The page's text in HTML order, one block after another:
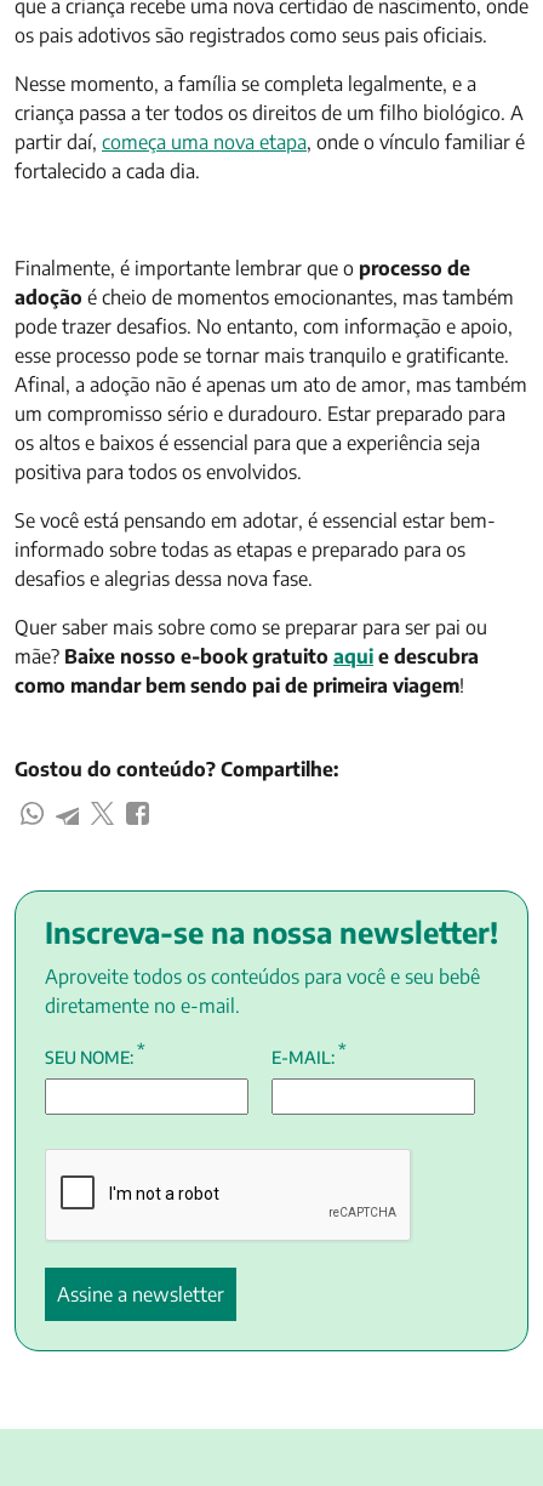
que a criança recebe uma nova certidão de nascimento, onde
os pais adotivos são registrados como seus pais oficiais.
Nesse momento, a família se completa legalmente, e a
criança passa a ter todos os direitos de um filho biológico. A
partir daí, começa uma nova etapa, onde o vínculo familiar é
fortalecido a cada dia.
Finalmente, é importante lembrar que o processo de
adoção é cheio de momentos emocionantes, mas também
pode trazer desafios. No entanto, com informação e apoio,
esse processo pode se tornar mais tranquilo e gratificante.
Afinal, a adoção não é apenas um ato de amor, mas também
um compromisso sério e duradouro. Estar preparado para
os altos e baixos é essencial para que a experiência seja
positiva para todos os envolvidos.
Se você está pensando em adotar, é essencial estar bem-
informado sobre todas as etapas e preparado para os
desafios e alegrias dessa nova fase.
Quer saber mais sobre como se preparar para ser pai ou
mãe? Baixe nosso e-book gratuito aqui e descubra
como mandar bem sendo pai de primeira viagem!
Gostou do conteúdo? Compartilhe:
Inscreva-se na nossa newsletter!
Aproveite todos os conteúdos para você e seu bebê
diretamente no e-mail.
SEU NOME:* E-MAIL:*